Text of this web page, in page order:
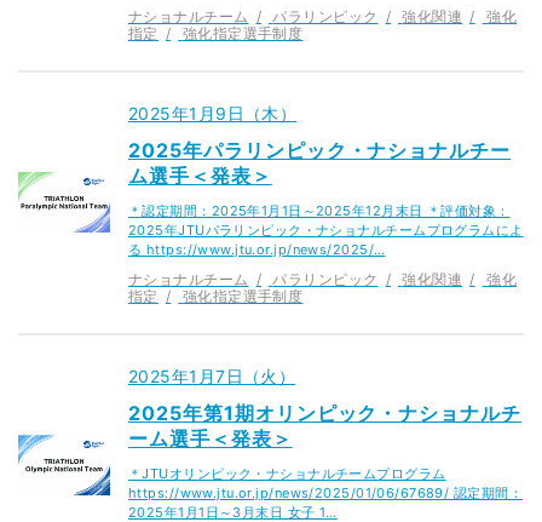
ナショナルチーム パラリンピック 強化関連
強化
指定
強化指定選手制度
2025年1月9日（木）
2025年パラリンピック・ナショナルチー
ム選手＜発表＞
＊認定期間：2025年1月1日～2025年12月末日 ＊評価対象：
2025年JTUパラリンピック・ナショナルチームプログラムによ
る https://www.jtu.or.jp/news/2025/…
ナショナルチーム パラリンピック 強化関連
強化
指定
強化指定選手制度
2025年1月7日（火）
2025年第1期オリンピック・ナショナルチ
ーム選手＜発表＞
＊JTUオリンピック・ナショナルチームプログラム
https://www.jtu.or.jp/news/2025/01/06/67689/ 認定期間：
2025年1月1日～3月末日 女子 1…